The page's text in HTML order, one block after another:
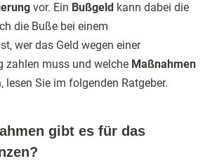
vor. Ein Bußgeld kann dabei die
die Buße bei einem
wer das Geld wegen einer
zahlen muss und welche Maßnahmen
lesen Sie im folgenden Ratgeber.
gibt es für das